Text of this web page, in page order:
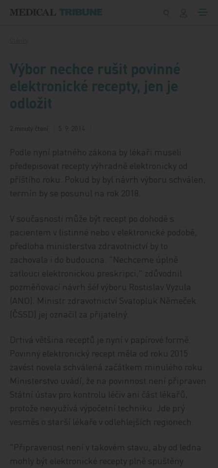
Výbor nechce rušit povinné
elektronické recepty, jen je
odložit
2 minuty čtení 5. 9. 2014
Podle nyní platného zákona by lékaři museli
předepisovat recepty výhradně elektronicky od
příštího roku. Pokud by byl návrh výboru schválen,
termín by se posunul na rok 2018.
V současnosti může být recept po dohodě s
pacientem v listinné nebo v elektronické podobě,
předloha ministerstva zdravotnictví by to
zachovala i do budoucna. "Nechceme úplně
zatlouci elektronickou preskripci," zdůvodnil
pozměňovací návrh šéf výboru Rostislav Vyzula
(ANO). Ministr zdravotnictví Svatopluk Němeček
(ČSSD) jej označil za přijatelný.
Drtivá většina receptů je nyní v papírové formě.
Povinný elektronický recept měla od roku 2015
zavést novela schválená začátkem minulého roku.
Ministerstvo uvádí, že na povinnost není připraven
Státní ústav pro kontrolu léčiv ani část lékařů,
protože nevyužívá výpočetní techniku. Jde prý
vesměs o starší lékaře v odlehlejších regionech.
"Připravenost není v takovém stavu, aby od ledna
mohly být elektronické recepty plně spuštěny